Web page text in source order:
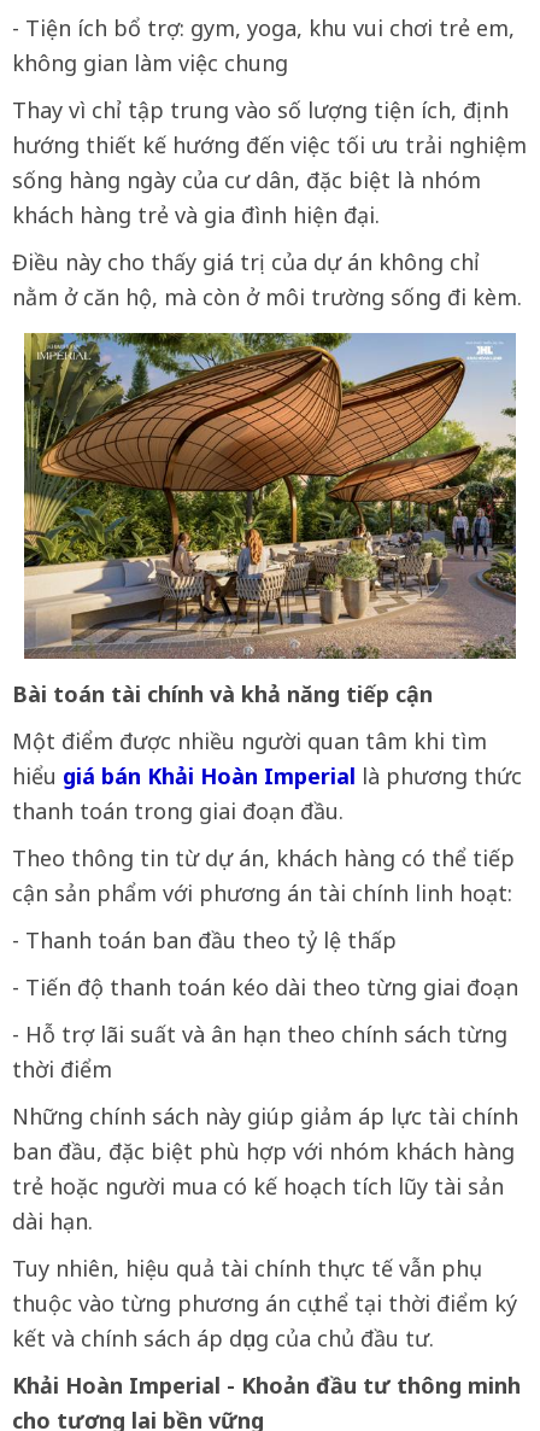
- Tiện ích bổ trợ: gym, yoga, khu vui chơi trẻ em,
không gian làm việc chung
Thay vì chỉ tập trung vào số lượng tiện ích, định
hướng thiết kế hướng đến việc tối ưu trải nghiệm
sống hàng ngày của cư dân, đặc biệt là nhóm
khách hàng trẻ và gia đình hiện đại.
Điều này cho thấy giá trị của dự án không chỉ
nằm ở căn hộ, mà còn ở môi trường sống đi kèm.
Bài toán tài chính và khả năng tiếp cận
Một điểm được nhiều người quan tâm khi tìm
hiểu giá bán Khải Hoàn Imperial là phương thức
thanh toán trong giai đoạn đầu.
Theo thông tin từ dự án, khách hàng có thể tiếp
cận sản phẩm với phương án tài chính linh hoạt:
- Thanh toán ban đầu theo tỷ lệ thấp
- Tiến độ thanh toán kéo dài theo từng giai đoạn
- Hỗ trợ lãi suất và ân hạn theo chính sách từng
thời điểm
Những chính sách này giúp giảm áp lực tài chính
ban đầu, đặc biệt phù hợp với nhóm khách hàng
trẻ hoặc người mua có kế hoạch tích lũy tài sản
dài hạn.
Tuy nhiên, hiệu quả tài chính thực tế vẫn phụ
thuộc vào từng phương án cụ thể tại thời điểm ký
kết và chính sách áp dụng của chủ đầu tư.
Khải Hoàn Imperial - Khoản đầu tư thông minh
cho tương lai bền vững